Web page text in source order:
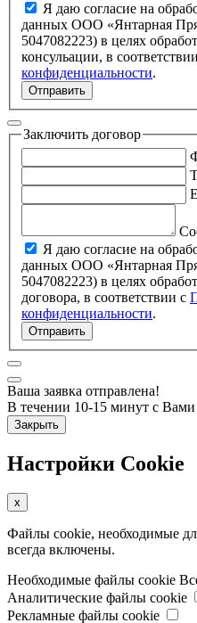
Я даю согласие на
данных ООО «Янтарная
5047082223) в целях обработки запроса и полченя
консульации, в
конфиденциальности.
Отправить
Заключить договор
Я даю согласие на
данных ООО «Янтарная
5047082223) в целях обработки запроса и заключение
договора, в соответствии с
конфиденциальности.
Отправить
Ваша заявка отправлена!
В течении 10-15 минут с Вами
Закрыть
Настройки Cookie
x
Файлы cookie, необходимые
всегда включены.
Необходимые файлы cookie
Аналитические файлы cookie
Рекламные файлы cookie